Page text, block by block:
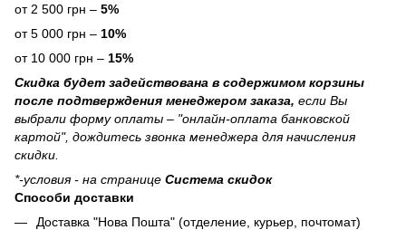
от 2 500 грн – 5%
от 5 000 грн – 10%
от 10 000 грн – 15%
Скидка будет задействована в содержимом корзины
после подтверждения менеджером заказа, если Вы
выбрали форму оплаты – "онлайн-оплата банковской
картой", дождитесь звонка менеджера для начисления
скидки.
*-условия - на странице Система скидок
Способи доставки
Доставка "Нова Пошта" (отделение, курьер, почтомат)